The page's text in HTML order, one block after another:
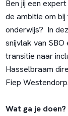
Ben jij een
de ambitie om
onderwijs? In
snijvlak van
transitie naar
Hasselbraam
Fiep Westendorp.
Wat ga je doen?